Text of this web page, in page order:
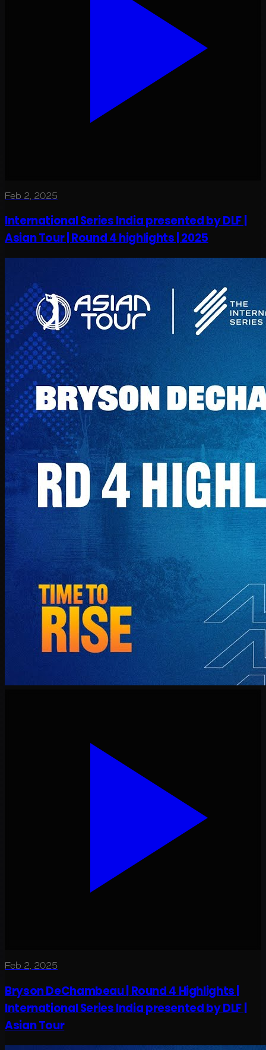
Feb 2, 2025
International Series India presented by DLF |
Asian Tour | Round 4 highlights | 2025
Feb 2, 2025
Bryson DeChambeau | Round 4 Highlights |
International Series India presented by DLF |
Asian Tour